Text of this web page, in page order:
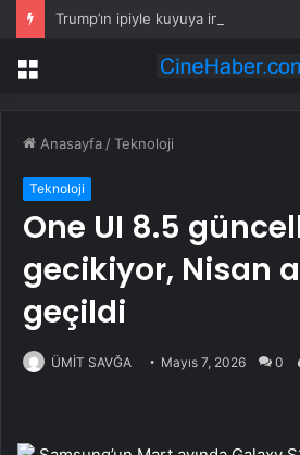
Trump’ın ipiyle kuyuya inen bin
Menü
Anasayfa /Teknoloji
Teknoloji
One UI 8.5
gecikiyor, Nisan
geçildi
ÜMİT SAVĞA Mayıs 7, 2026 0